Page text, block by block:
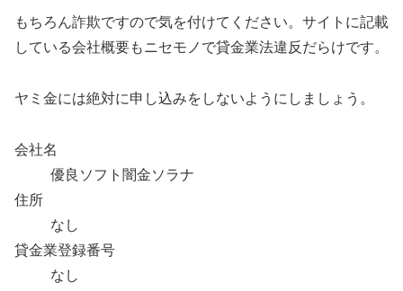
もちろん詐欺ですので気を付けてください。サイトに記載
している会社概要もニセモノで貸金業法違反だらけです。
ヤミ金には絶対に申し込みをしないようにしましょう。
会社名
優良ソフト闇金ソラナ
住所
なし
貸金業登録番号
なし